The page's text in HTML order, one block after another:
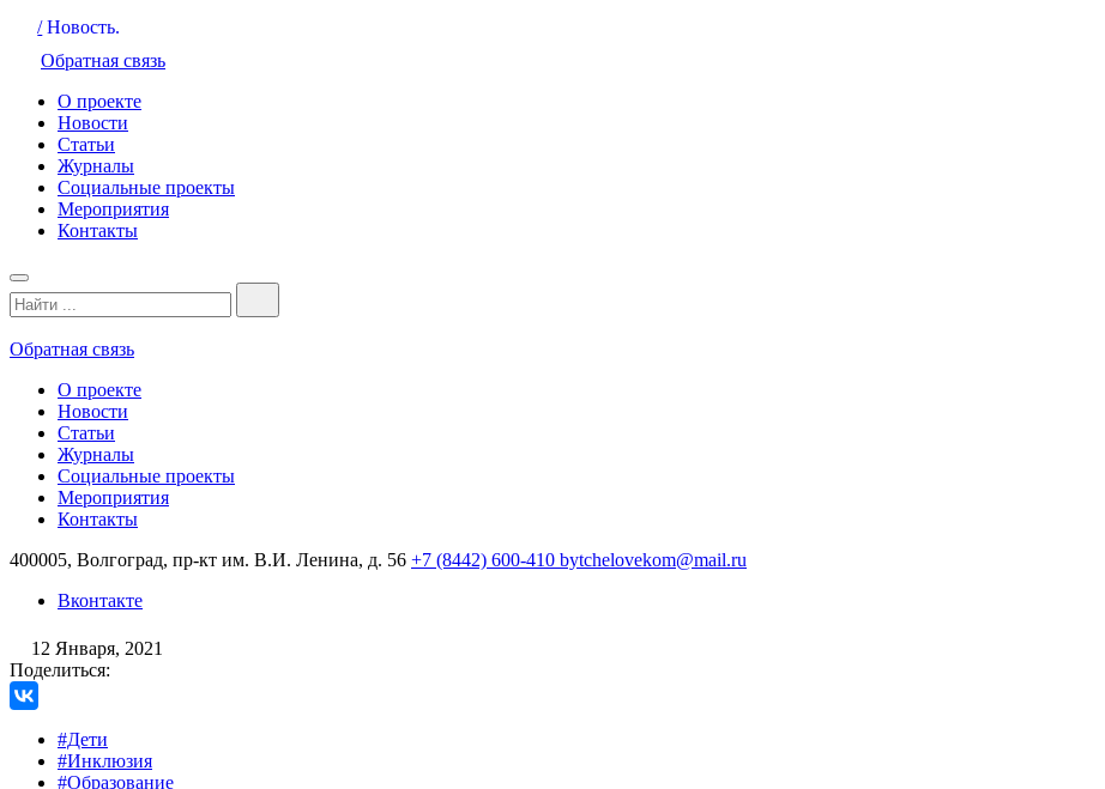
/ Новость.
Обратная связь
О проекте
Новости
Статьи
Журналы
Социальные проекты
Мероприятия
Контакты
Обратная связь
О проекте
Новости
Статьи
Журналы
Социальные проекты
Мероприятия
Контакты
400005, Волгоград, пр-кт им. В.И. Ленина, д. 56 +7 (8442) 600-410 bytchelovekom@mail.ru
Вконтакте
12 Января, 2021
Поделиться:
#Дети
#Инклюзия
#Образование